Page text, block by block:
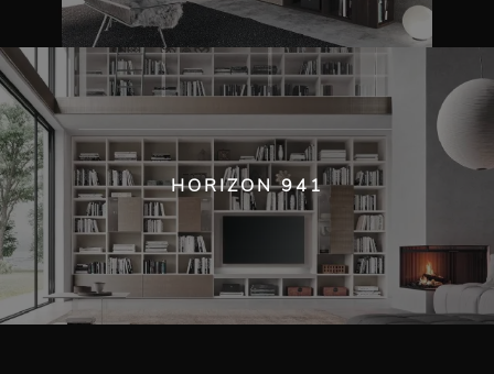
HORIZON 941